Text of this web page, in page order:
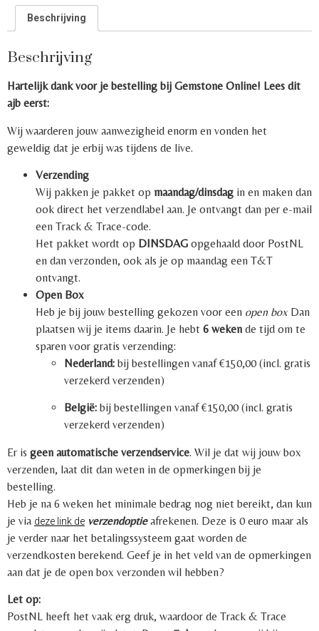
Beschrijving
Beschrijving
Hartelijk dank voor je bestelling bij Gemstone Online! Lees dit
ajb eerst:
Wij waarderen jouw aanwezigheid enorm en vonden het
geweldig dat je erbij was tijdens de live.
Verzending
Wij pakken je pakket op maandag/dinsdag in en maken dan
ook direct het verzendlabel aan. Je ontvangt dan per e-mail
een Track & Trace-code.
Het pakket wordt op DINSDAG opgehaald door PostNL
en dan verzonden, ook als je op maandag een T&T
ontvangt.
Open Box
Heb je bij jouw bestelling gekozen voor een open boxDan
plaatsen wij je items daarin. Je hebt 6 weken de tijd om te
sparen voor gratis verzending:
Nederland: bij bestellingen vanaf €150,00 (incl. gratis
verzekerd verzenden)
België: bij bestellingen vanaf €150,00 (incl. gratis
verzekerd verzenden)
Er is geen automatische verzendservice. Wil je dat wij jouw box
verzenden, laat dit dan weten in de opmerkingen bij je
bestelling.
Heb je na 6 weken het minimale bedrag nog niet bereikt, dan kun
je via deze link de verzendoptieafrekenen. Deze is 0 euro maar als
je verder naar het betalingssysteem gaat worden de
verzendkosten berekend. Geef je in het veld van de opmerkingen
aan dat je de open box verzonden wil hebben?
Let op:
PostNL heeft het vaak erg druk, waardoor de Track & Trace